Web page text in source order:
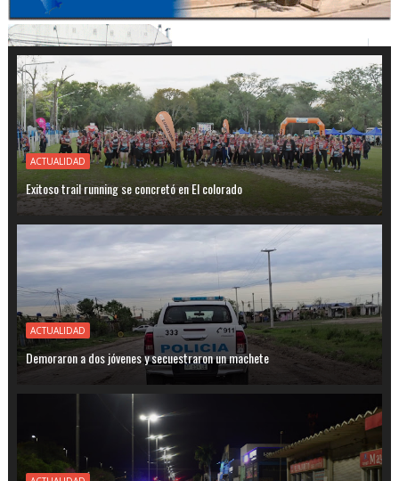
ACTUALIDAD
Exitoso trail running se concretó en El colorado
ACTUALIDAD
Demoraron a dos jóvenes y secuestraron un machete